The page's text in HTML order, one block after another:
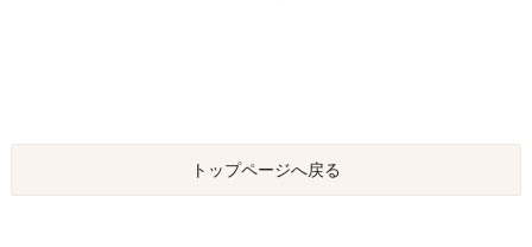
トップページへ戻る